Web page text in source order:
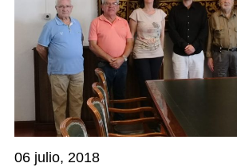
06 julio, 2018